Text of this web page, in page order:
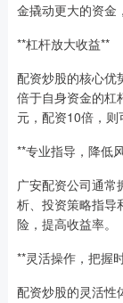
金撬动更大的资金
**杠杆放大收益**
配资炒股的核心优
倍于自身资金的杠
元，配资10倍，则
**专业指导，降低
广安配资公司通常
析、投资策略指导
险，提高收益率。
**灵活操作，把握
配资炒股的灵活性